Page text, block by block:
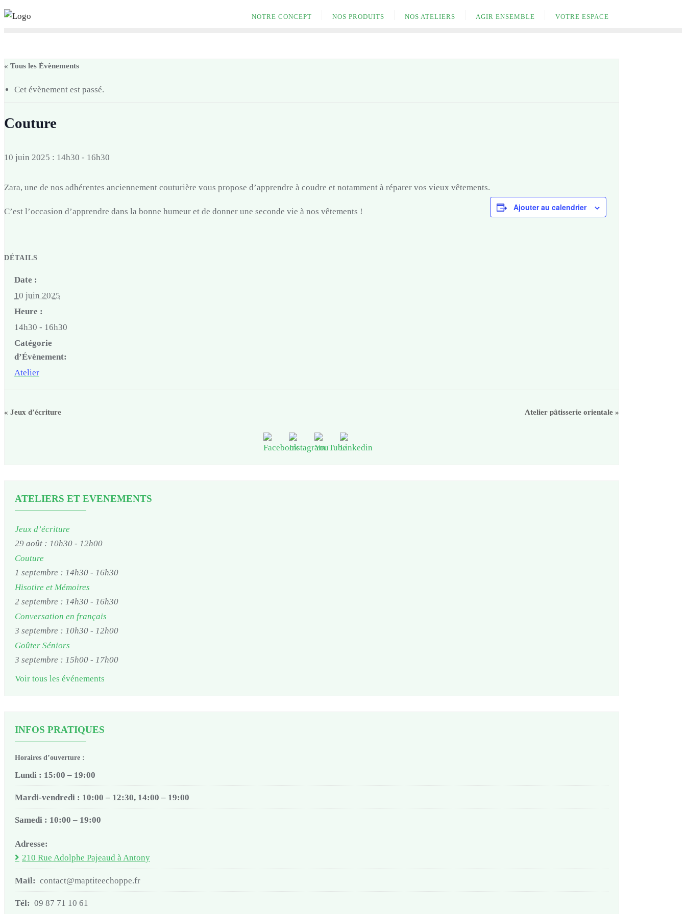
Skip
NOTRE CONCEPT NOS PRODUITS NOS ATELIERS AGIR ENSEMBLE VOTRE ESPACE
« Tous les Évènements
Cet évènement est passé.
Couture
10 juin 2025 : 14h30 - 16h30
Zara, une de nos adhérentes anciennement couturière vous propose d’apprendre à coudre et notamment à réparer vos vieux vêtements.
C’est l’occasion d’apprendre dans la bonne humeur et de donner une seconde vie à nos vêtements ! Ajouter au calendrier
DÉTAILS
Date :
10 juin 2025
Heure :
14h30 - 16h30
Catégorie
d’Évènement:
Atelier
« Jeux d’écriture Atelier pâtisserie orientale »
ATELIERS ET EVENEMENTS
Jeux d’écriture
29 août : 10h30 - 12h00
Couture
1 septembre : 14h30 - 16h30
Hisotire et Mémoires
2 septembre : 14h30 - 16h30
Conversation en français
3 septembre : 10h30 - 12h00
Goûter Séniors
3 septembre : 15h00 - 17h00
Voir tous les événements
INFOS PRATIQUES
Horaires d’ouverture :
Lundi : 15:00 – 19:00
Mardi-vendredi : 10:00 – 12:30, 14:00 – 19:00
Samedi : 10:00 – 19:00
Adresse:
210 Rue Adolphe Pajeaud à Antony
Mail: contact@maptiteechoppe.fr
Tél: 09 87 71 10 61